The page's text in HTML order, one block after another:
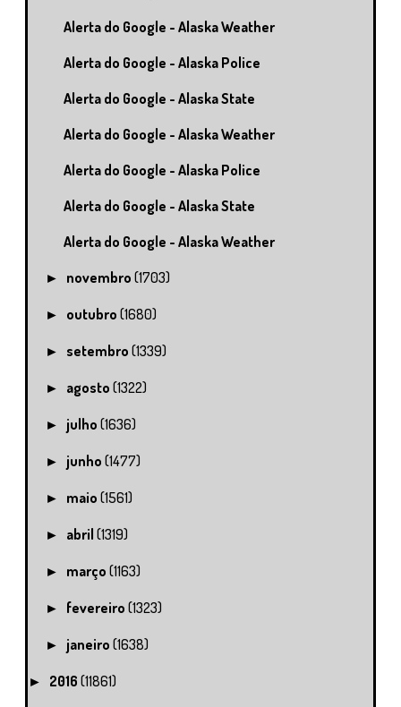
Alerta do Google - Alaska Weather
Alerta do Google - Alaska Police
Alerta do Google - Alaska State
Alerta do Google - Alaska Weather
Alerta do Google - Alaska Police
Alerta do Google - Alaska State
Alerta do Google - Alaska Weather
► novembro(1703)
► outubro(1680)
► setembro(1339)
► agosto(1322)
► julho(1636)
► junho(1477)
► maio(1561)
► abril(1319)
► março(1163)
► fevereiro(1323)
► janeiro(1638)
► 2016 (11861)